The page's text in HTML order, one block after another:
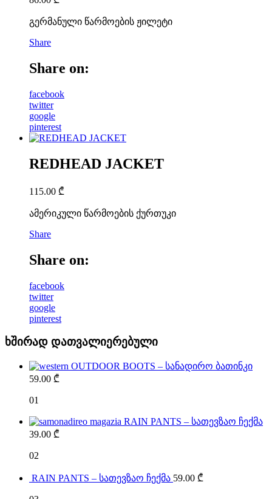
გერმანული წარმოების ჟილეტი
Share
Share on:
facebook
twitter
google
pinterest
REDHEAD JACKET
115.00 ₾
ამერიკული წარმოების ქურთუკი
Share
Share on:
facebook
twitter
google
pinterest
ხშირად დათვალიერებული
OUTDOOR BOOTS – სანადირო ბათინკი
59.00 ₾
01
RAIN PANTS – სათევზაო ჩექმა
39.00 ₾
02
RAIN PANTS – სათევზაო ჩექმა 59.00 ₾